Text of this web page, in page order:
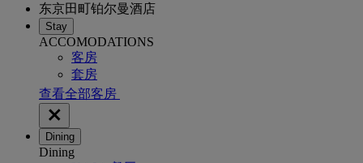
东京田町铂尔曼酒店
Stay
ACCOMODATIONS
客房
套房
查看全部客房
Dining
Dining